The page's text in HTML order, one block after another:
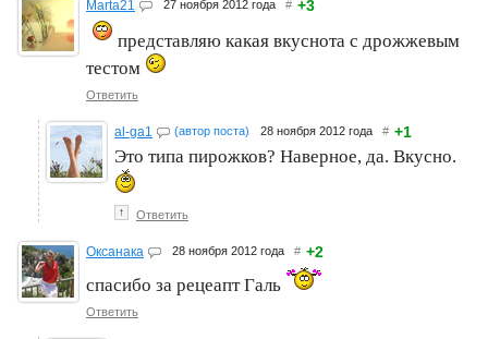
Marta21 27 ноября 2012 года # +3
представляю какая вкуснота с дрожжевым
тестом
Ответить
al-ga1 (автор поста) 28 ноября 2012 года # +1
Это типа пирожков? Наверное, да. Вкусно.
↑ Ответить
Оксанака 28 ноября 2012 года # +2
спасибо за рецеапт Галь
Ответить